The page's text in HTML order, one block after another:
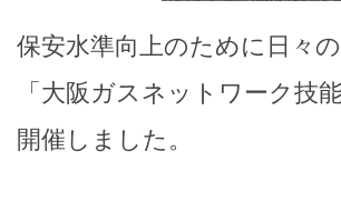
保安水準向上のために日々
「大阪ガスネットワーク技
開催しました。